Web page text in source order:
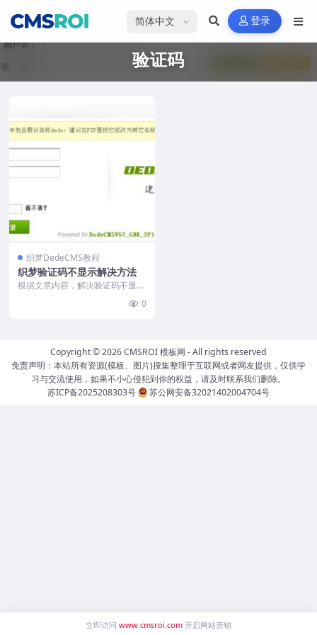
选择语言 登录
验证码
织梦DedeCMS教程
织梦验证码不显示解决方法
根据文章内容，解决验证码不显示
0
Copyright © 2026CMSROI 模板网 - All rights reserved
免责声明：本站所有资源(模板、图片)搜集整理于互联网或者网友提供，仅供学
习与交流使用，如果不小心侵犯到你的权益，请及时联系我们删除。
苏ICP备2025208303号
苏公网安备32021402004704号
立即访问 www.cmsroi.com 开启网站营销